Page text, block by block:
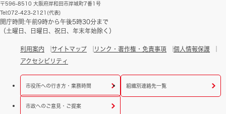
〒596-8510 大阪府岸和田市岸城町7番1号
Tel:072-423-2121(代表)
開庁時間:午前9時から午後5時30分まで
（土曜日、日曜日、祝日、年末年始除く）
利用案内 サイトマップ リンク・著作権・免責事項
個人情報保護
アクセシビリティ
市役所への行き方・業務時間 組織別連絡先一覧
市政へのご意見・ご提案